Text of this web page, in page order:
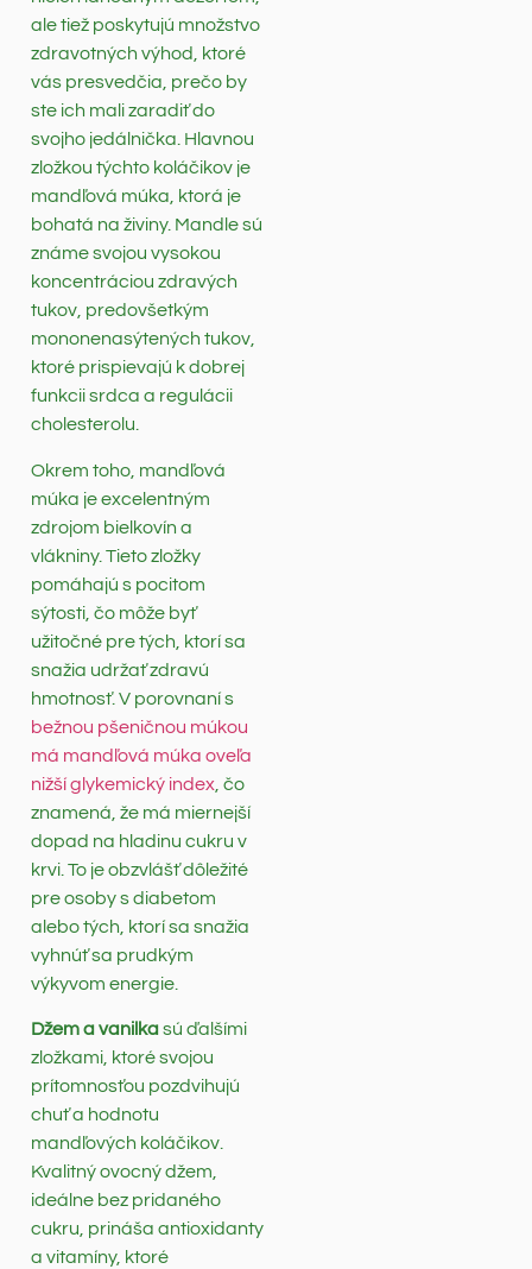
ale tiež poskytujú množstvo
zdravotných výhod, ktoré
vás presvedčia, prečo by
ste ich mali zaradiť do
svojho jedálnička. Hlavnou
zložkou týchto koláčikov je
mandľová múka, ktorá je
bohatá na živiny. Mandle sú
známe svojou vysokou
koncentráciou zdravých
tukov, predovšetkým
mononenasýtených tukov,
ktoré prispievajú k dobrej
funkcii srdca a regulácii
cholesterolu.
Okrem toho, mandľová
múka je excelentným
zdrojom bielkovín a
vlákniny. Tieto zložky
pomáhajú s pocitom
sýtosti, čo môže byť
užitočné pre tých, ktorí sa
snažia udržať zdravú
hmotnosť. V porovnaní s
bežnou pšeničnou múkou
má mandľová múka oveľa
nižší glykemický index , čo
znamená, že má miernejší
dopad na hladinu cukru v
krvi. To je obzvlášť dôležité
pre osoby s diabetom
alebo tých, ktorí sa snažia
vyhnúť sa prudkým
výkyvom energie.
Džem a vanilkasú ďalšími
zložkami, ktoré svojou
prítomnosťou pozdvihujú
chuť a hodnotu
mandľových koláčikov.
Kvalitný ovocný džem,
ideálne bez pridaného
cukru, prináša antioxidanty
a vitamíny, ktoré